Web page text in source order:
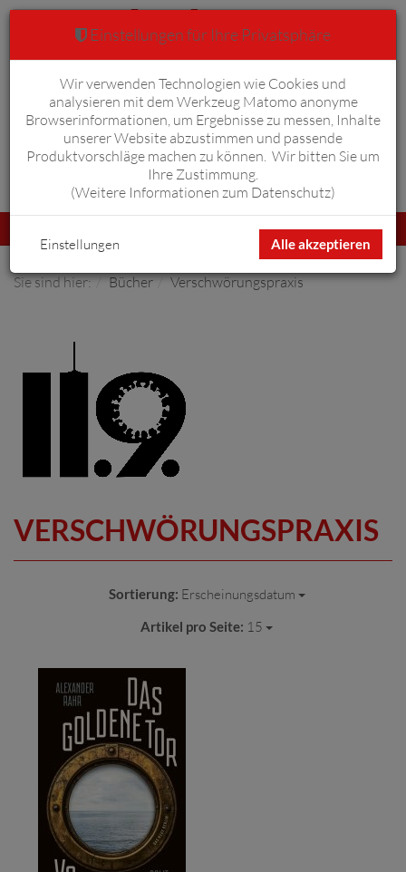
Anmelden Warenkorb 0
umschalten
Sie sind hier: Bücher Verschwörungspraxis
VERSCHWÖRUNGSPRAXIS
Sortierung: Erscheinungsdatum
Artikel pro Seite: 15
Einstellungen für Ihre Privatsphäre
Wir verwenden Technologien wie Cookies und
analysieren mit dem Werkzeug Matomo anonyme
Browserinformationen, um Ergebnisse zu messen, Inhalte
unserer Website abzustimmen und passende
Produktvorschläge machen zu können. Wir bitten Sie um
Ihre Zustimmung.
(Weitere Informationen zum Datenschutz)
Alle akzeptieren
Einstellungen